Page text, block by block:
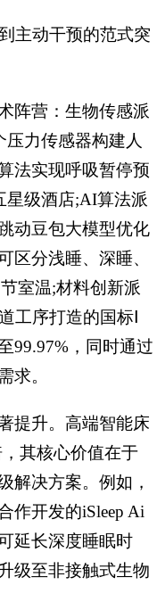
主动干预的范式突
阵营：生物传感派
压力传感器构建人
法实现呼吸暂停预
星级酒店;AI算法派
动豆包大模型优化
区分浅睡、深睡、
室温;材料创新派
工序打造的国标Ⅰ
99.97%，同时通过
求。
提升。高端智能床
其核心价值在于
解决方案。例如，
作开发的iSleep Ai
延长深度睡眠时
级至非接触式生物